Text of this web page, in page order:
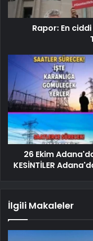
Rapor: En
26 Ekim
KESİNTİLER
İlgili Makaleler